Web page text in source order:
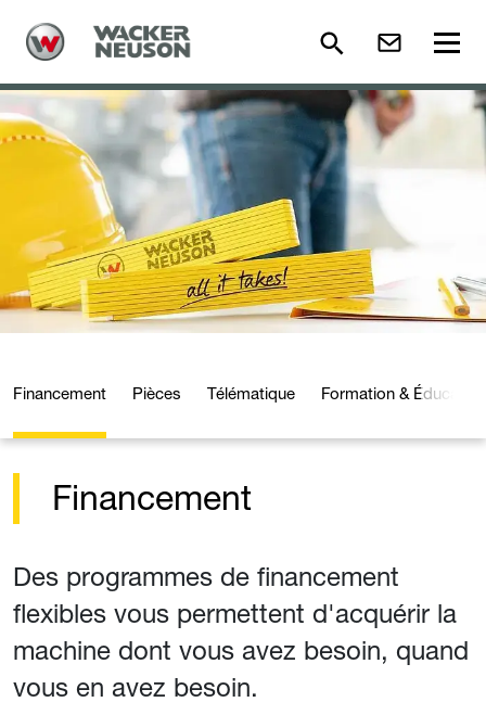
Financement Pièces Télématique Formation & Éducation
Financement
Des programmes de financement
flexibles vous permettent d'acquérir la
machine dont vous avez besoin, quand
vous en avez besoin.